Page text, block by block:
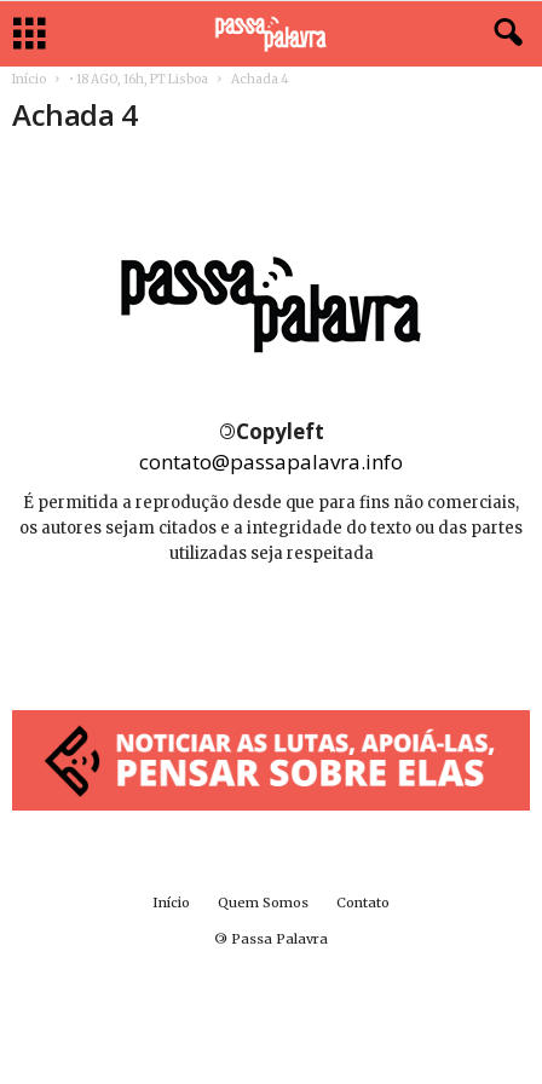
Início • 18 AGO, 16h, PT Lisboa Achada 4
Achada 4
©Copyleft
contato@passapalavra.info
É permitida a reprodução desde que para fins não comerciais,
os autores sejam citados e a integridade do texto ou das partes
utilizadas seja respeitada
Início Quem Somos Contato
© Passa Palavra